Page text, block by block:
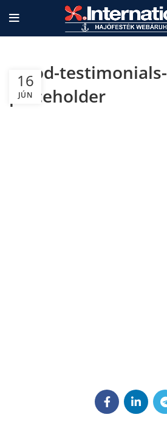
wood-testimonials-
placeholder
16
JÚN